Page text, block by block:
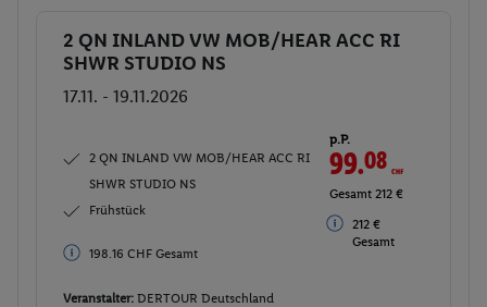
Buchen
2 QN INLAND VW MOB/HEAR ACC RI
SHWR STUDIO NS
17.11. - 19.11.2026
2 QN INLAND VW MOB/HEAR ACC RI
SHWR STUDIO NS
Frühstück
198.16 CHF Gesamt
p.P.
99.08CHF
Gesamt 212 €
212 €
Gesamt
Veranstalter: DERTOUR Deutschland